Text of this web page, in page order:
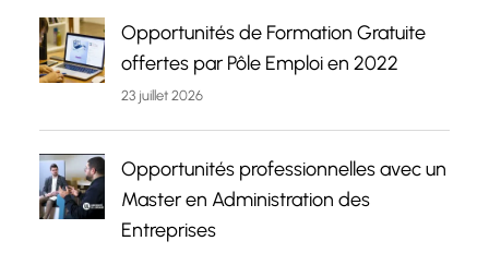
Opportunités de Formation Gratuite
offertes par Pôle Emploi en 2022
23 juillet 2026
Opportunités professionnelles avec un
Master en Administration des
Entreprises